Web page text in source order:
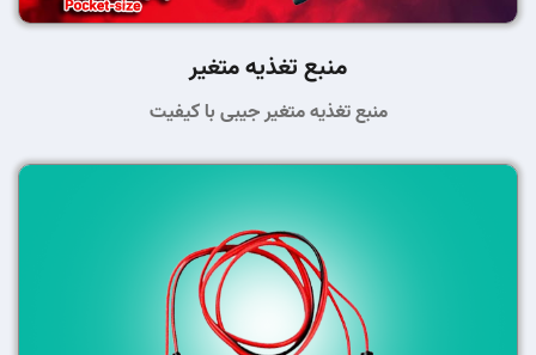
منبع تغذیه متغیر
منبع تغذیه متغیر جیبی با کیفیت